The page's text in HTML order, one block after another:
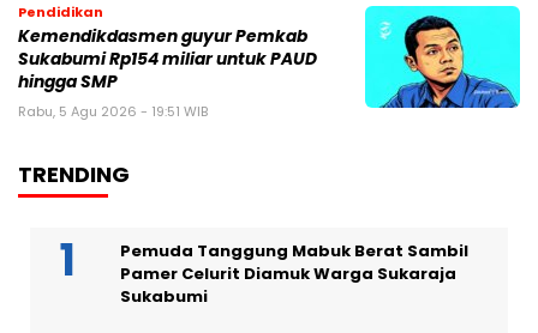
Pendidikan
Kemendikdasmen guyur Pemkab
Sukabumi Rp154 miliar untuk PAUD
hingga SMP
Rabu, 5 Agu 2026 - 19:51 WIB
TRENDING
Pemuda Tanggung Mabuk Berat Sambil
Pamer Celurit Diamuk Warga Sukaraja
Sukabumi